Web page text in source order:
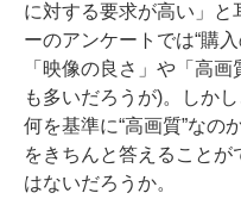
に対する要求が高い」と
ーのアンケートでは“購
「映像の良さ」や「高
も多いだろうが)。しか
何を基準に“高画質”なの
をきちんと答えること
はないだろうか。